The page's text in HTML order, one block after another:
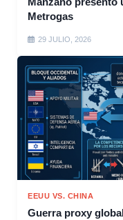
Metrogas
29 JULIO, 2026
EEUU VS. CHINA
Guerra proxy